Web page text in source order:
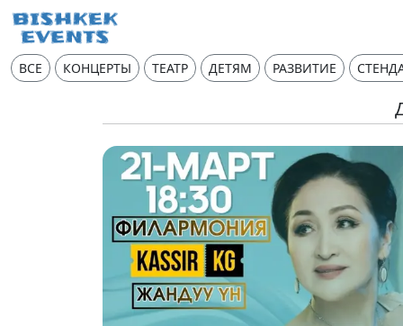
ВСЕ КОНЦЕРТЫ ТЕАТР ДЕТЯМ РАЗВИТИЕ